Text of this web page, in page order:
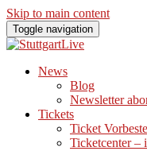
Skip to main content
Toggle navigation
News
Blog
Newsletter
Tickets
Ticket
Ticketcenter –